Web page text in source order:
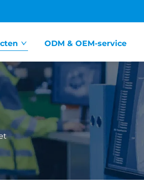
ODM & OEM-service